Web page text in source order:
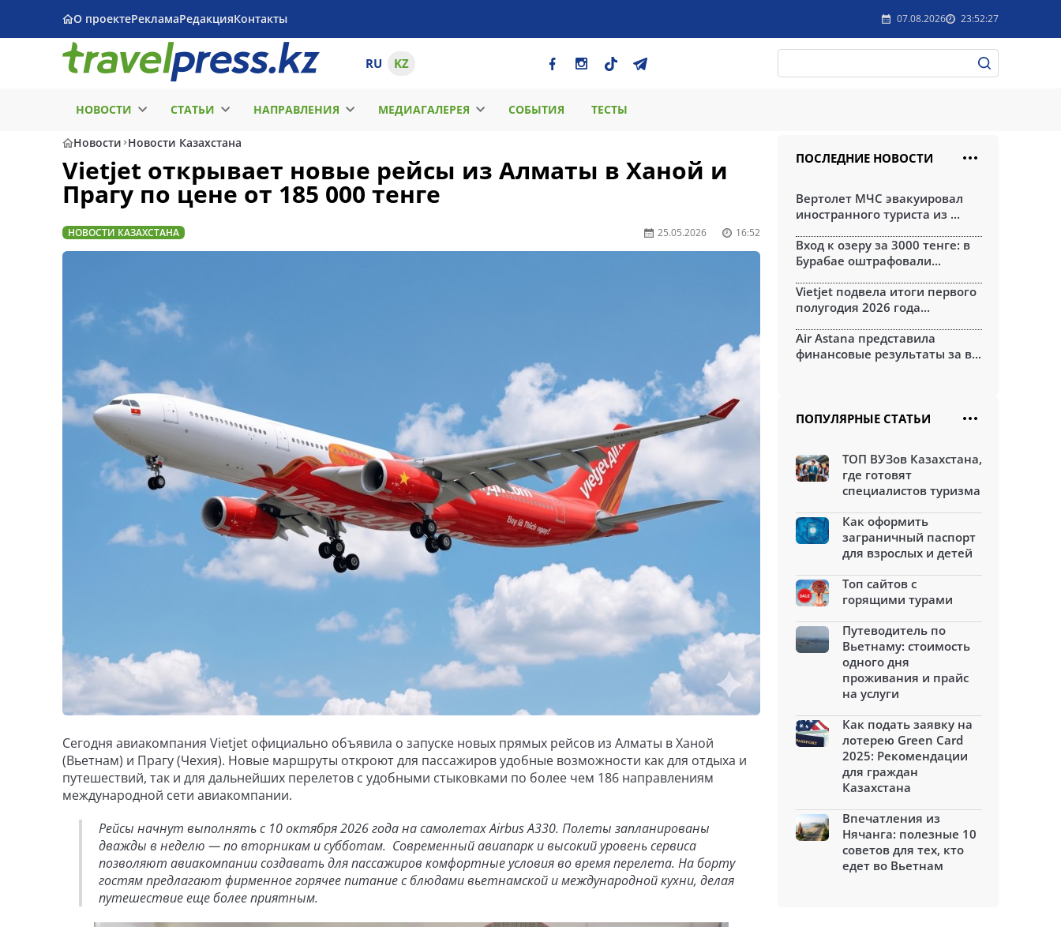
О проектеРекламаРедакцияКонтакты 07.08.2026 23:52:27
RU KZ
НОВОСТИ СТАТЬИ НАПРАВЛЕНИЯ МЕДИАГАЛЕРЕЯ СОБЫТИЯ ТЕСТЫ
Новости Новости Казахстана
Vietjet открывает новые рейсы из Алматы в Ханой и
Прагу по цене от 185 000 тенге
НОВОСТИ КАЗАХСТАНА 25.05.2026 16:52
Сегодня авиакомпания Vietjet официально объявила о запуске новых прямых рейсов из Алматы в Ханой
(Вьетнам) и Прагу (Чехия). Новые маршруты откроют для пассажиров удобные возможности как для отдыха и
путешествий, так и для дальнейших перелетов с удобными стыковками по более чем 186 направлениям
международной сети авиакомпании.
Рейсы начнут выполнять с 10 октября 2026 года на самолетах Airbus A330. Полеты запланированы
дважды в неделю — по вторникам и субботам. Современный авиапарк и высокий уровень сервиса
позволяют авиакомпании создавать для пассажиров комфортные условия во время перелета. На борту
гостям предлагают фирменное горячее питание с блюдами вьетнамской и международной кухни, делая
путешествие еще более приятным.
ПОСЛЕДНИЕ НОВОСТИ
Вертолет МЧС эвакуировал
иностранного туриста из ...
Вход к озеру за 3000 тенге: в
Бурабае оштрафовали...
Vietjet подвела итоги первого
полугодия 2026 года...
Air Astana представила
финансовые результаты за в...
ПОПУЛЯРНЫЕ СТАТЬИ
ТОП ВУЗов Казахстана,
где готовят
специалистов туризма
Как оформить
заграничный паспорт
для взрослых и детей
Топ сайтов с
горящими турами
Путеводитель по
Вьетнаму: стоимость
одного дня
проживания и прайс
на услуги
Как подать заявку на
лотерею Green Card
2025: Рекомендации
для граждан
Казахстана
Впечатления из
Нячанга: полезные 10
советов для тех, кто
едет во Вьетнам